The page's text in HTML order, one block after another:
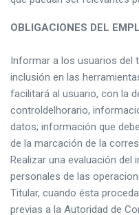
OBLIGACIONES DEL
Informar a los usuarios del
inclusión en las
facilitará al usuario, con la
controldelhorario,
datos; información que
de la marcación de la
Realizar una evaluación
personales de las
Titular, cuando ésta
previas a la Autoridad de